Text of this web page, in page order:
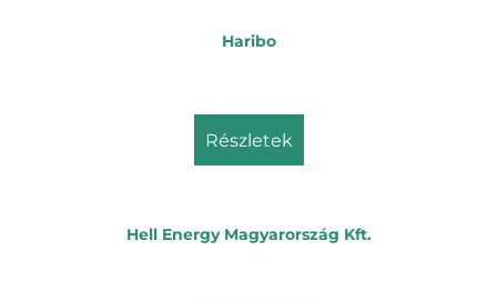
Haribo
részletek
Hell Energy Magyarország Kft.